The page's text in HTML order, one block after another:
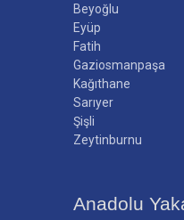
Beyoğlu
Eyüp
Fatih
Gaziosmanpaşa
Kağıthane
Sarıyer
Şişli
Zeytinburnu
Anadolu